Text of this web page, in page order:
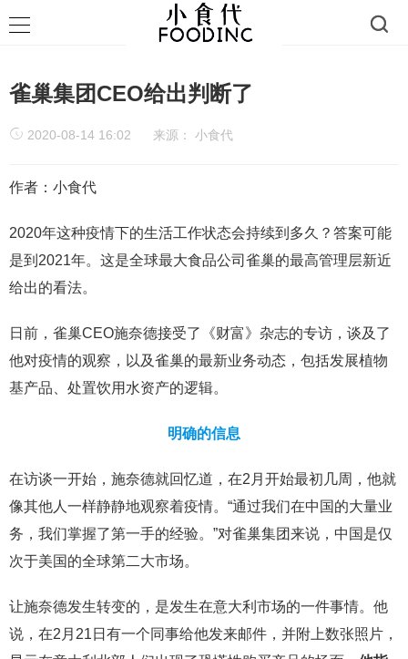
雀巢集团CEO给出判断了
2020-08-14 16:02 来源： 小食代
作者：小食代
2020年这种疫情下的生活工作状态会持续到多久？答案可能
是到2021年。这是全球最大食品公司雀巢的最高管理层新近
给出的看法。
日前，雀巢CEO施奈德接受了《财富》杂志的专访，谈及了
他对疫情的观察，以及雀巢的最新业务动态，包括发展植物
基产品、处置饮用水资产的逻辑。
明确的信息
在访谈一开始，施奈德就回忆道，在2月开始最初几周，他就
像其他人一样静静地观察着疫情。“通过我们在中国的大量业
务，我们掌握了第一手的经验。”对雀巢集团来说，中国是仅
次于美国的全球第二大市场。
让施奈德发生转变的，是发生在意大利市场的一件事情。他
说，在2月21日有一个同事给他发来邮件，并附上数张照片，